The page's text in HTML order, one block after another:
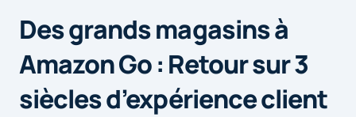
Des grands magasins à
Amazon Go : Retour sur 3
siècles d’expérience client